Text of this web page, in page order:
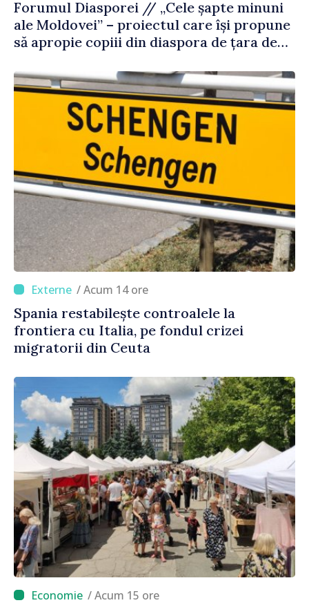
Forumul Diasporei // „Cele șapte minuni
ale Moldovei” – proiectul care își propune
să apropie copiii din diaspora de țara de
/ Acum 14 ore
Spania restabilește controalele la
frontiera cu Italia, pe fondul crizei
migratorii din Ceuta
/ Acum 15 ore